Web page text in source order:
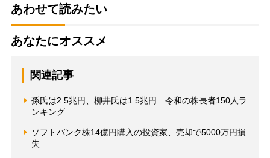
あわせて読みたい
あなたにオススメ
関連記事
孫氏は2.5兆円、柳井氏は1.5兆円 令和の株長者150人ラ
ンキング
ソフトバンク株14億円購入の投資家、売却で5000万円損
失